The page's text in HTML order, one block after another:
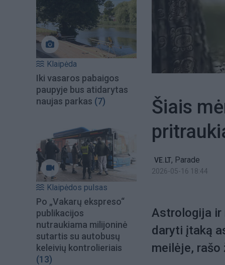
Klaipėda
Iki vasaros pabaigos
paupyje bus atidarytas
naujas parkas (7)
Klaipėdos pulsas
Po „Vakarų ekspreso“
publikacijos
nutraukiama milijoninė
sutartis su autobusų
keleivių kontrolieriais
(13)
Šiais
VE.LT, Parade
2026-05-16 18:44
Astrologija ir
daryti įtaką
meilėje, rašo